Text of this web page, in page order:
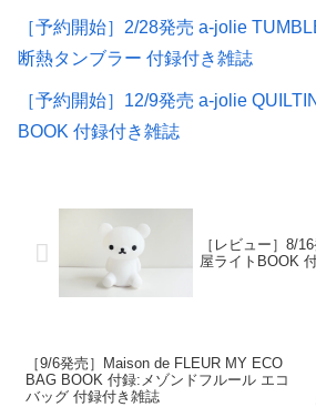
［予約開始］2/28発売 a-jolie
断熱タンブラー 付録付き雑誌
［予約開始］12/9発売 a-jolie
BOOK 付録付き雑誌
［レビュー］8/
屋ライトBOOK
［9/6発売］Maison de FLEUR MY ECO
BAG BOOK 付録:メゾンドフルール エコ
バッグ 付録付き雑誌